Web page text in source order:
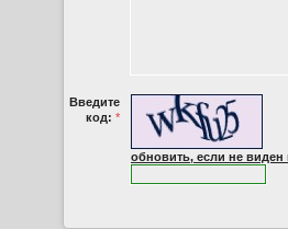
Введите
код: *
обновить, если не виден